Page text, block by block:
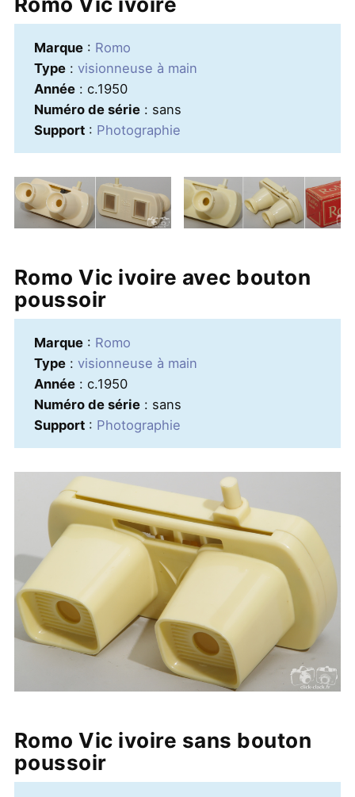
Marque: Romo
Type: visionneuse à main
Année: c.1950
Numéro de série: sans
Support: Photographie
Romo Vic ivoire avec bouton
poussoir
Marque: Romo
Type: visionneuse à main
Année: c.1950
Numéro de série: sans
Support: Photographie
Romo Vic ivoire sans bouton
poussoir